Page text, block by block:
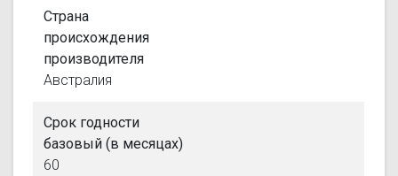
Страна
происхождения
производителя
Австралия
Срок годности
базовый (в месяцах)
60